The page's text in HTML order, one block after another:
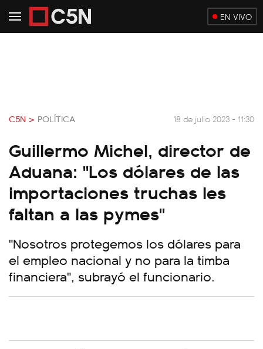
EN VIVO
C5N > POLÍTICA 18 de julio 2023 - 11:30
Guillermo Michel, director de
Aduana: "Los dólares de las
importaciones truchas les
faltan a las pymes"
"Nosotros protegemos los dólares para
el empleo nacional y no para la timba
financiera", subrayó el funcionario.